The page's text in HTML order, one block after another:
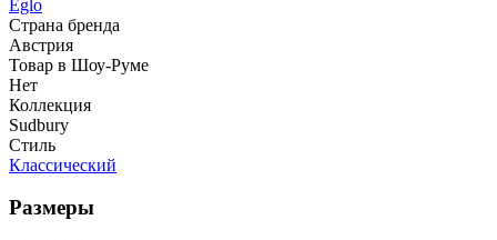
Eglo
Страна бренда
Австрия
Товар в Шоу-Руме
Нет
Коллекция
Sudbury
Стиль
Классический
Размеры